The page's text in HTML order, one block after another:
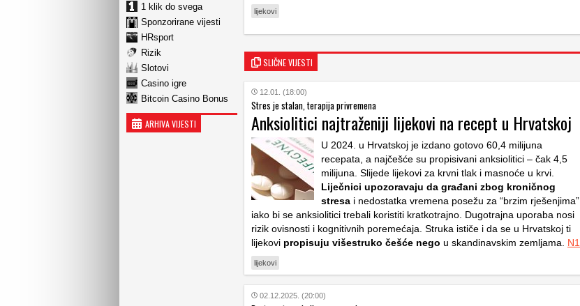
1 klik do svega
Sponzorirane vijesti
HRsport
Rizik
Slotovi
Casino igre
Bitcoin Casino Bonus
ARHIVA VIJESTI
lijekovi
SLIČNE VIJESTI
12.01. (18:00)
Stres je stalan, terapija privremena
Anksiolitici najtraženiji lijekovi na recept u Hrvatskoj
U 2024. u Hrvatskoj je izdano gotovo 60,4 milijuna
recepata, a najčešće su propisivani anksiolitici – čak 4,5
milijuna. Slijede lijekovi za krvni tlak i masnoće u krvi.
Liječnici upozoravaju da građani zbog kroničnog
stresa i nedostatka vremena posežu za “brzim rješenjima”,
iako bi se anksiolitici trebali koristiti kratkotrajno. Dugotrajna uporaba nosi
rizik ovisnosti i kognitivnih poremećaja. Struka ističe i da se u Hrvatskoj ti
lijekovi propisuju višestruko češće nego u skandinavskim zemljama. N1
lijekovi
02.12.2025. (20:00)